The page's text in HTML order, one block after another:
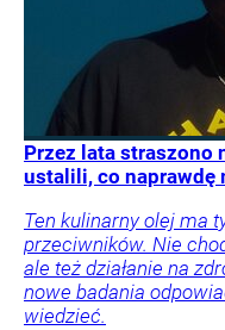
Przez lata straszono
ustalili, co naprawdę
Ten kulinarny olej ma
przeciwników. Nie
ale też działanie na
nowe badania
wiedzieć.